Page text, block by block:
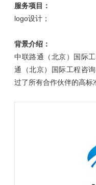
服务项目：
logo设计；
背景介绍：
中联路通（北京）国际
通（北京）国际工程咨
过了所有合作伙伴的高标